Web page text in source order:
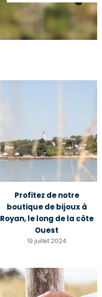
Profitez de notre
boutique de bijoux à
Royan, le long de la côte
Ouest
19 juillet 2024